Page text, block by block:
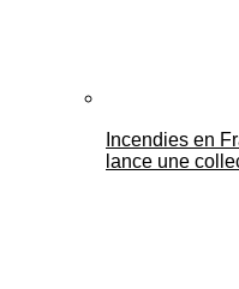
Incendies en
lance une